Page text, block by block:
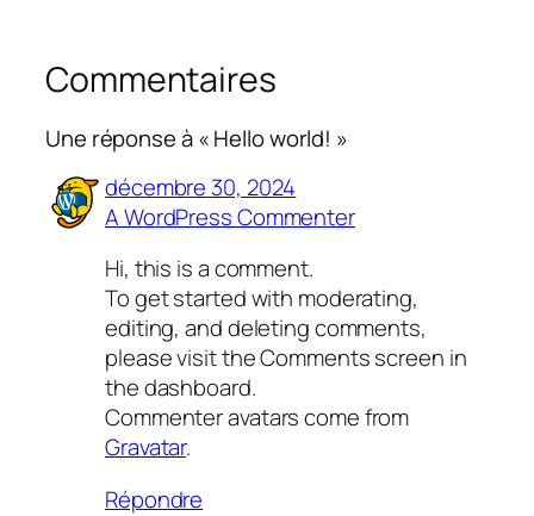
Commentaires
Une réponse à « Hello world! »
décembre 30, 2024
A WordPress Commenter
Hi, this is a comment.
To get started with moderating,
editing, and deleting comments,
please visit the Comments screen in
the dashboard.
Commenter avatars come from
Gravatar.
Répondre